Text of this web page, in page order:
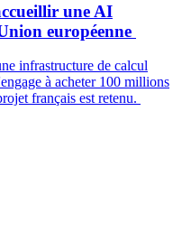
une AI
européenne
infrastructure de calcul
à acheter 100 millions
français est retenu.